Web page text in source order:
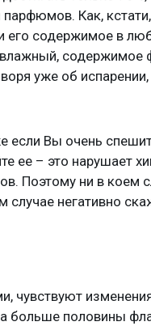
Как,
содержимое в
влажный,
уже об
Вы очень
ее – это нарушает
Поэтому ни в коем
негативно
чувствуют
больше половины